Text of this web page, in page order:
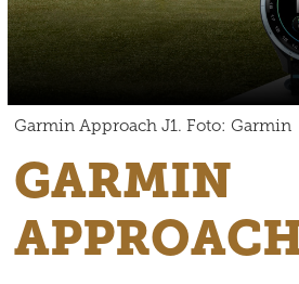
Garmin Approach J1. Foto: Garmin
GARMIN